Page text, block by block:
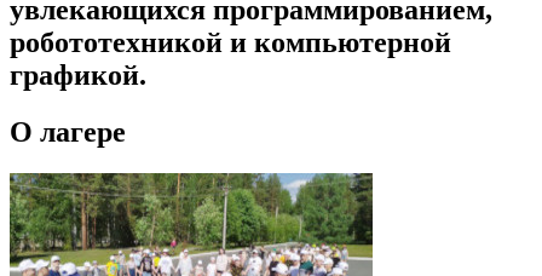
увлекающихся программированием,
робототехникой и компьютерной
графикой.
О лагере